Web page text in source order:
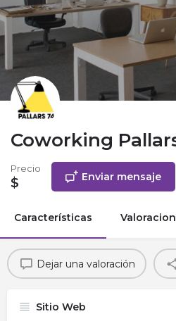
Coworking
Precio
$ Enviar mensaje
Características
Dejar una valoración
Sitio Web